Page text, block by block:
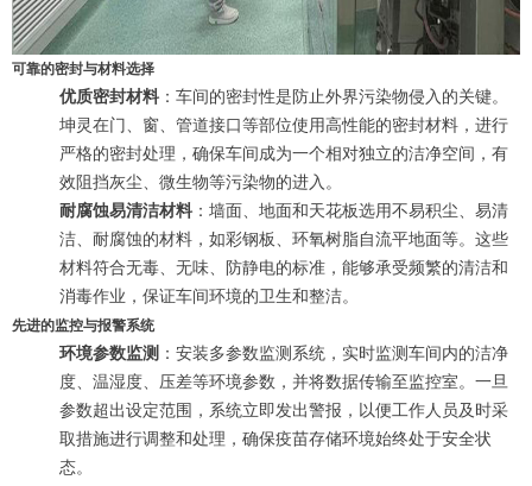
可靠的密封与材料选择
优质密封材料 ：车间的密封性是防止外界污染物侵入的关键。
坤灵在门、窗、管道接口等部位使用高性能的密封材料，进行
严格的密封处理，确保车间成为一个相对独立的洁净空间，有
效阻挡灰尘、微生物等污染物的进入。
耐腐蚀易清洁材料 ：墙面、地面和天花板选用不易积尘、易清
洁、耐腐蚀的材料，如彩钢板、环氧树脂自流平地面等。这些
材料符合无毒、无味、防静电的标准，能够承受频繁的清洁和
消毒作业，保证车间环境的卫生和整洁。
先进的监控与报警系统
环境参数监测 ：安装多参数监测系统，实时监测车间内的洁净
度、温湿度、压差等环境参数，并将数据传输至监控室。一旦
参数超出设定范围，系统立即发出警报，以便工作人员及时采
取措施进行调整和处理，确保疫苗存储环境始终处于安全状
态。